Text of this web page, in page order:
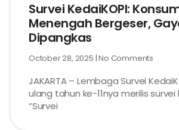
Survei KedaiKOPI:
Menengah Bergeser,
Dipangkas
October 28, 2025 No Comments
JAKARTA – Lembaga Survei
ulang tahun ke-11nya merilis
“Survei